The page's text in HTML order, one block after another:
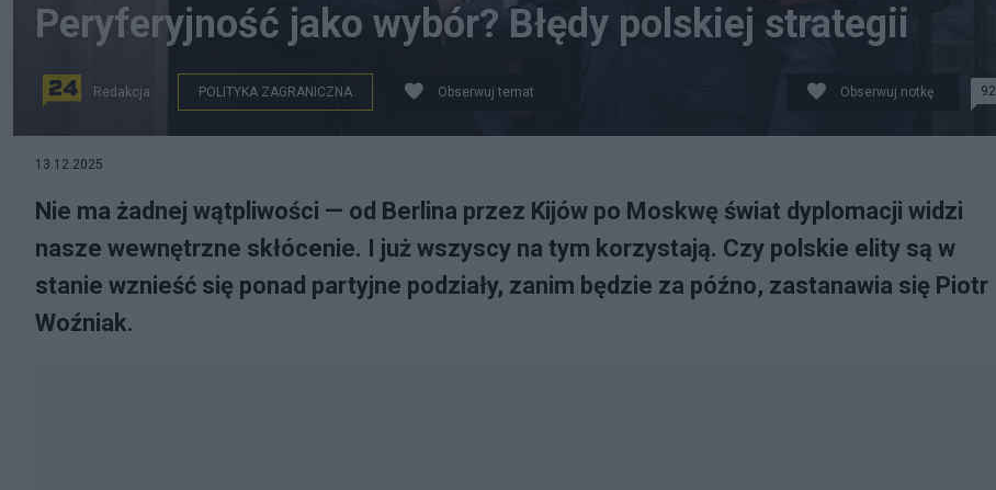
Peryferyjność jako wybór? Błędy polskiej strategii
Redakcja POLITYKA ZAGRANICZNA Obserwuj temat Obserwuj notkę 92
13.12.2025
Nie ma żadnej wątpliwości — od Berlina przez Kijów po Moskwę świat dyplomacji widzi
nasze wewnętrzne skłócenie. I już wszyscy na tym korzystają. Czy polskie elity są w
stanie wznieść się ponad partyjne podziały, zanim będzie za późno, zastanawia się Piotr
Woźniak.